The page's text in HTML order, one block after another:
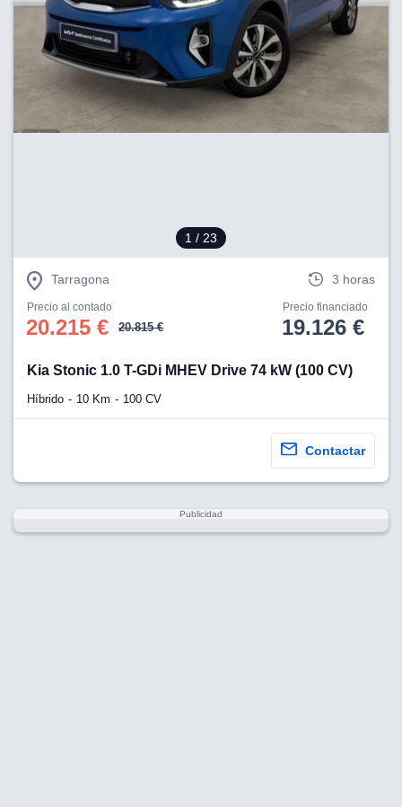
1 / 23
Tarragona 3 horas
Precio al contado
20.215 € 20.815 €
Precio financiado
19.126 €
Kia Stonic 1.0 T-GDi MHEV Drive 74 kW (100 CV)
Híbrido 10 Km 100 CV
Contactar